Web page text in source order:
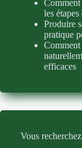
les
Produire
pratique
efficaces
Vous